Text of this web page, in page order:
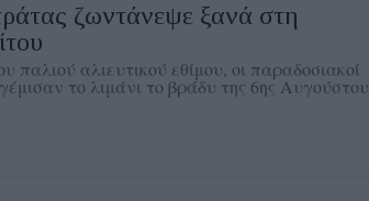
ζωντάνεψε ξανά στη
αλιευτικού εθίμου, οι παραδοσιακοί
το λιμάνι το βράδυ της 6ης Αυγούστου